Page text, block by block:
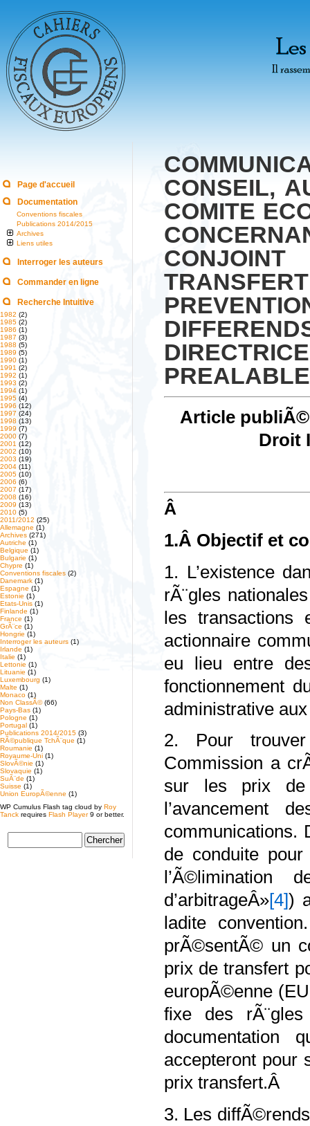
Page d'accueil
Documentation
Conventions fiscales
Publications 2014/2015
Archives
Liens utiles
Interroger les auteurs
Commander en ligne
Recherche Intuitive
1982 (2)
1985 (2)
1986 (1)
1987 (3)
1988 (5)
1989 (5)
1990 (1)
1991 (2)
1992 (1)
1993 (2)
1994 (1)
1995 (4)
1996 (12)
1997 (24)
1998 (13)
1999 (7)
2000 (7)
2001 (12)
2002 (10)
2003 (19)
2004 (11)
2005 (10)
2006 (6)
2007 (17)
2008 (16)
2009 (13)
2010 (5)
2011/2012 (25)
Allemagne (1)
Archives (271)
Autriche (1)
Belgique (1)
Bulgarie (1)
Chypre (1)
Conventions fiscales (2)
Danemark (1)
Espagne (1)
Estonie (1)
Etats-Unis (1)
Finlande (1)
France (1)
GrÃ¨ce (1)
Hongrie (1)
Interroger les auteurs (1)
Irlande (1)
Italie (1)
Lettonie (1)
Lituanie (1)
Luxembourg (1)
Malte (1)
Monaco (1)
Non ClassÃ©(66)
Pays-Bas (1)
Pologne (1)
Portugal (1)
Publications 2014/2015 (3)
RÃ©publique TchÃ¨que (1)
Roumanie (1)
Royaume-Uni (1)
SlovÃ©nie (1)
Slovaquie (1)
SuÃ¨de (1)
Suisse (1)
Union EuropÃ©enne (1)
WP Cumulus Flash tag cloud by Roy
Tanck requires Flash Player9 or better.
CONSEIL,
COMITE
Article
Droit
Â
1.Â Objectif et
1. L’existence
rÃ¨gles
les transactions
actionnaire
eu lieu entre
fonctionnement
administrative
2. Pour
Commission a
sur les prix de
l’avancement
communications.
de conduite
l’Ã©limination
d’arbitrageÂ»[4])
ladite
prÃ©sentÃ© un
prix de transfert
europÃ©enne
fixe des
accepteront pour
prix transfert.Â
3. Les